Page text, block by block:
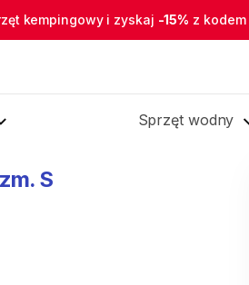
kempingowy i zyskaj -15% z kodem
Sprzęt wodny
S